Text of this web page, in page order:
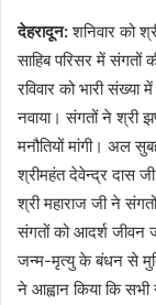
देहरादून:शनिवार को
साहिब परिसर में
रविवार को भारी
नवाया। संगतों ने श्री
मनौतियों मांगी। अल
श्रीमहंत देवेन्द्र दास
श्री महाराज जी ने
संगतों को आदर्श जीवन
जन्म-मृत्यु के बंधन से
ने आह्वान किया कि सभी